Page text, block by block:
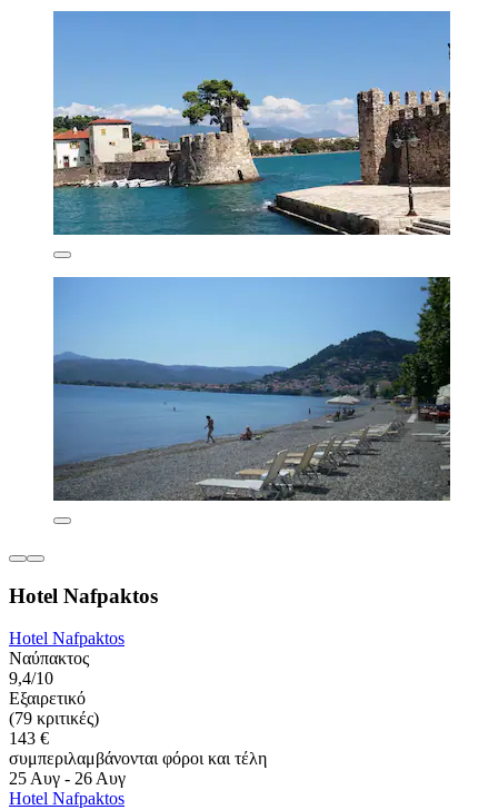
Hotel Nafpaktos
Hotel Nafpaktos
Ναύπακτος
9,4/10
Εξαιρετικό
(79 κριτικές)
143 €
συμπεριλαμβάνονται φόροι και τέλη
25 Αυγ - 26 Αυγ
Hotel Nafpaktos